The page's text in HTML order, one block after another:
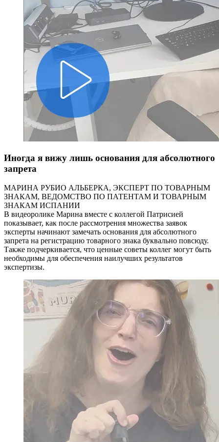
Иногда я вижу лишь основания для абсолютного
запрета
МАРИНА РУБИО АЛЬБЕРКА, ЭКСПЕРТ ПО ТОВАРНЫМ
ЗНАКАМ, ВЕДОМСТВО ПО ПАТЕНТАМ И ТОВАРНЫМ
ЗНАКАМ ИСПАНИИ
В видеоролике Марина вместе с коллегой Патрисией
показывает, как после рассмотрения множества заявок
эксперты начинают замечать основания для абсолютного
запрета на регистрацию товарного знака буквально повсюду.
Также подчеркивается, что ценные советы коллег могут быть
необходимы для обеспечения наилучших результатов
экспертизы.